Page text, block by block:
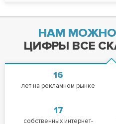
НАМ МОЖНО
ЦИФРЫ ВСЕ
16
лет на рекламном рынке
17
собственных интернет-